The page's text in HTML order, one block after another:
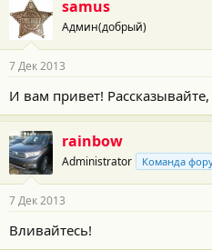
samus
Админ(добрый)
7 Дек 2013
И вам привет!
rainbow
Administrator Команда
7 Дек 2013
Вливайтесь!